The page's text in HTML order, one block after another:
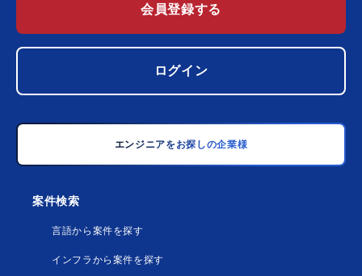
会員登録する
ログイン
エンジニアをお探しの企業様
案件検索
言語から案件を探す
インフラから案件を探す